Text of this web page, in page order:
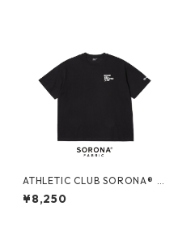
ATHLETIC CLUB SORONA® T
EE (BLACK)
¥8,250